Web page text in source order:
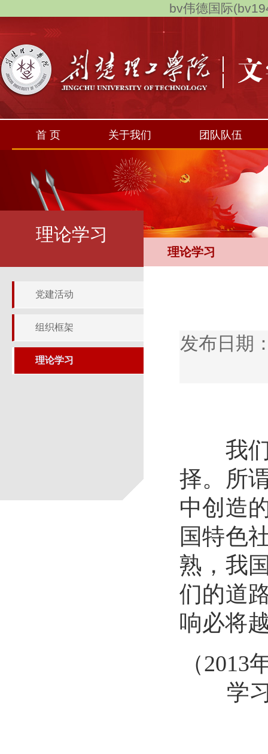
bv伟德国际
首 页 关于我们 团队队伍
理论学习
理论学习
党建活动
组织框架
理论学习
发布日
我们
择。所
中创造
国特色
熟，我
们的道
响必将
（2013
学